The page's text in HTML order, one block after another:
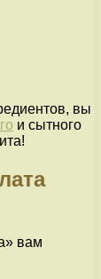
вы
и сытного
вам